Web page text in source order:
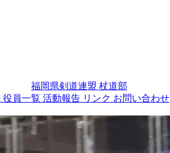
福岡県剣道連盟 杖道部
役員一覧 活動報告 リンク お問い合わせ